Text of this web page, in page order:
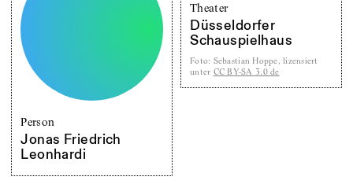
Person
Jonas Friedrich
Leonhardi
Theater
Düsseldorfer
Schauspielhaus
Foto: Sebastian Hoppe, lizensiert
unter CC BY-SA 3.0 de